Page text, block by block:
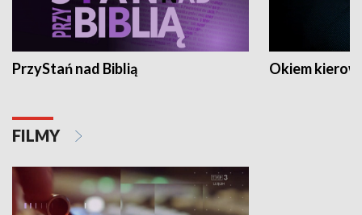
PrzyStań nad Biblią Okiem
FILMY